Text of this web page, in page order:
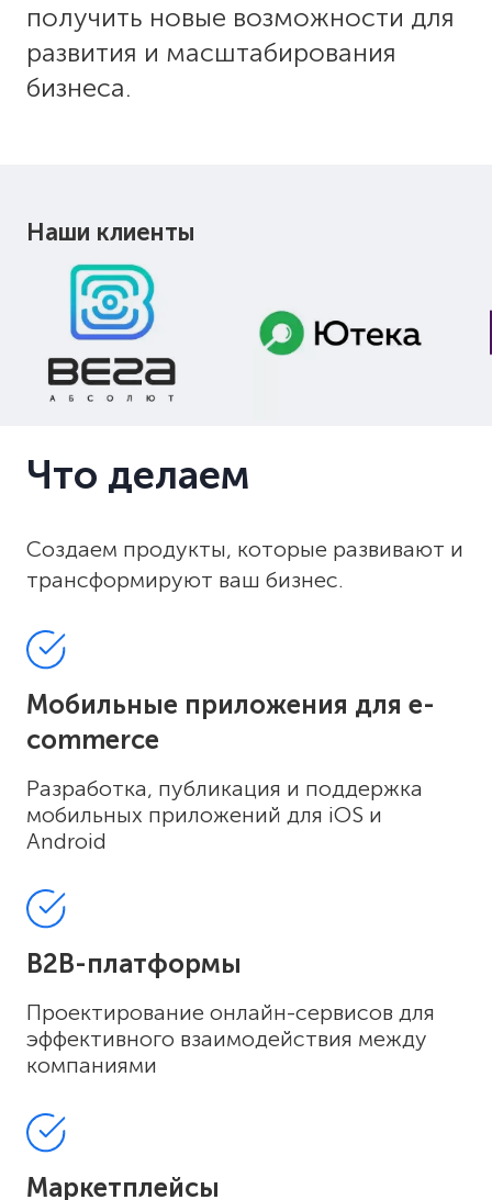
получить новые возможности для
развития и масштабирования
бизнеса.
Наши клиенты
Что делаем
Создаем продукты, которые развивают и
трансформируют ваш бизнес.
Мобильные приложения для e-
commerce
Разработка, публикация и поддержка
мобильных приложений для iOS и
Android
B2B-платформы
Проектирование онлайн-сервисов для
эффективного взаимодействия между
компаниями
Маркетплейсы